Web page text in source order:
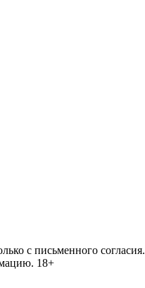
с письменного согласия.
18+